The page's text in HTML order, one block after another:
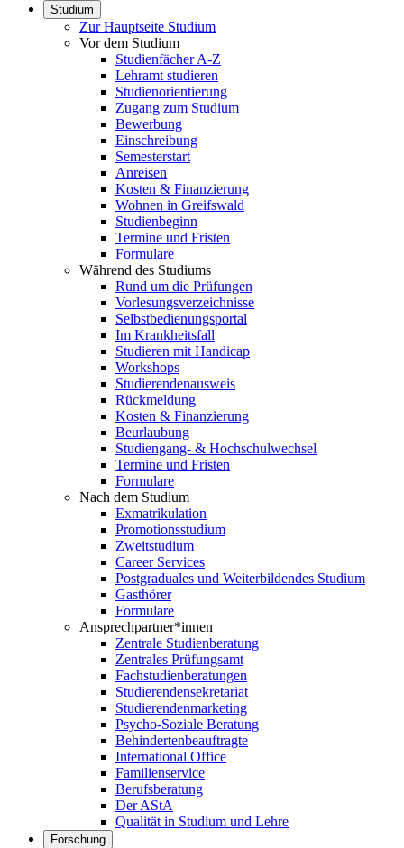
Studium
Zur Hauptseite Studium
Vor dem Studium
Studienfächer A-Z
Lehramt studieren
Studienorientierung
Zugang zum Studium
Bewerbung
Einschreibung
Semesterstart
Anreisen
Kosten & Finanzierung
Wohnen in Greifswald
Studienbeginn
Termine und Fristen
Formulare
Während des Studiums
Rund um die Prüfungen
Vorlesungsverzeichnisse
Selbstbedienungsportal
Im Krankheitsfall
Studieren mit Handicap
Workshops
Studierendenausweis
Rückmeldung
Kosten & Finanzierung
Beurlaubung
Studiengang- & Hochschulwechsel
Termine und Fristen
Formulare
Nach dem Studium
Exmatrikulation
Promotionsstudium
Zweitstudium
Career Services
Postgraduales und Weiterbildendes Studium
Gasthörer
Formulare
Ansprechpartner*innen
Zentrale Studienberatung
Zentrales Prüfungsamt
Fachstudienberatungen
Studierendensekretariat
Studierendenmarketing
Psycho-Soziale Beratung
Behindertenbeauftragte
International Office
Familienservice
Berufsberatung
Der AStA
Qualität in Studium und Lehre
Forschung